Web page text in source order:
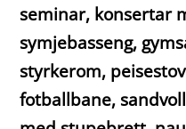
seminar, konsertar
symjebasseng,
styrkerom,
fotballbane,